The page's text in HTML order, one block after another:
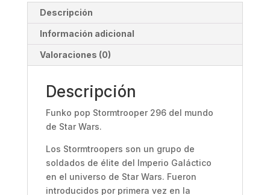
Descripción
Información adicional
Valoraciones (0)
Descripción
Funko pop Stormtrooper 296 del mundo
de Star Wars.
Los Stormtroopers son un grupo de
soldados de élite del Imperio Galáctico
en el universo de Star Wars. Fueron
introducidos por primera vez en la